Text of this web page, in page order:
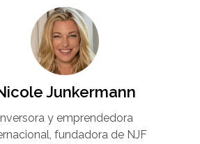
Junkermann​
y emprendedora
fundadora de NJF